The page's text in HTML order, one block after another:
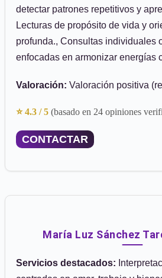
detectar patrones repetitivos y
Lecturas de propósito de vida y
profunda., Consultas individuales
enfocadas en armonizar energías
Valoración: Valoración positiva
⭐ 4.3 / 5 (basado en 24 opiniones
CONTACTAR
María Luz Sánchez
Servicios destacados: